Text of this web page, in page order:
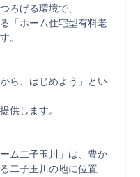
ろげる環境で、
「ホーム住宅型有料老
。
ら、はじめよう」とい
供します。
ム二子玉川」は、豊か
二子玉川の地に位置